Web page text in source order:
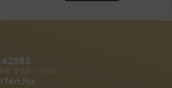
9:00 - 17:00)